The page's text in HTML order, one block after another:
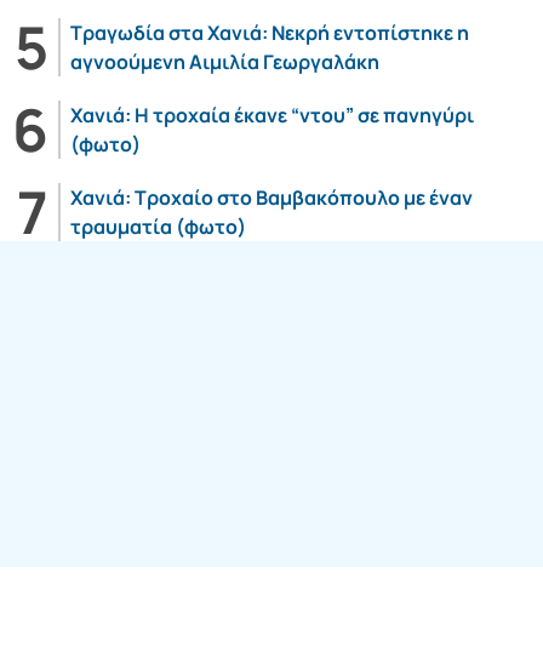
Τραγωδία στα Χανιά: Νεκρή εντοπίστηκε η
αγνοούμενη Αιμιλία Γεωργαλάκη
Χανιά: Η τροχαία έκανε “ντου” σε πανηγύρι
(φωτο)
Χανιά: Τροχαίο στο Βαμβακόπουλο με έναν
τραυματία (φωτο)